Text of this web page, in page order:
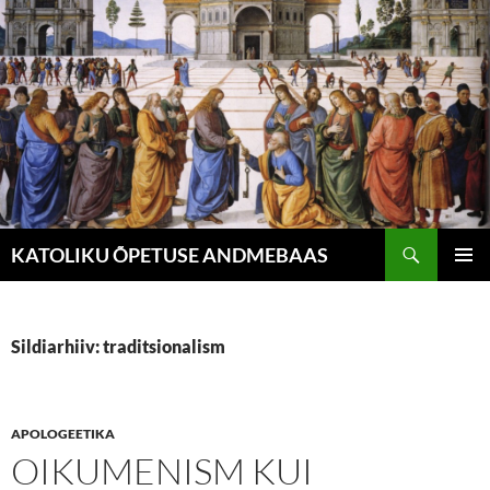
Liigu
sisu
juurde
KATOLIKU ÕPETUSE ANDMEBAAS
Sildiarhiiv: traditsionalism
APOLOGEETIKA
OIKUMENISM KUI